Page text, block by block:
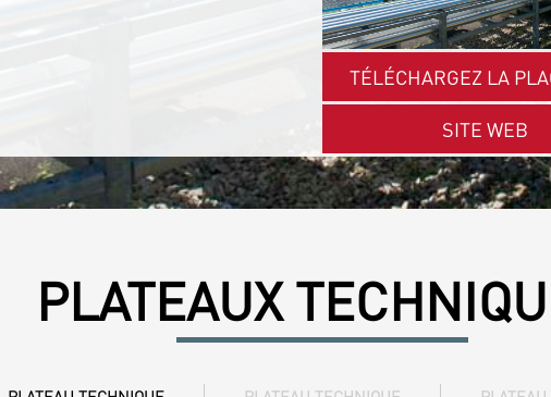
SITE WEB
TÉLÉCHARGEZ LA
PLATEAUX